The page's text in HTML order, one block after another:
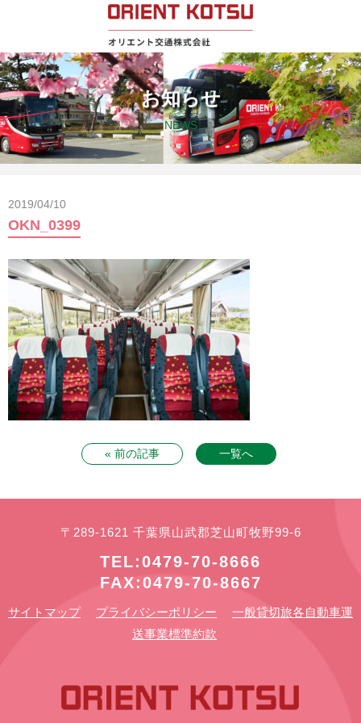
お知らせ
NEWS
2019/04/10
OKN_0399
« 前の記事 一覧へ
〒289-1621 千葉県山武郡芝山町牧野99-6
TEL:0479-70-8666
FAX:0479-70-8667
サイトマップ プライバシーポリシー
一般貸切旅各自動車運
送事業標準約款